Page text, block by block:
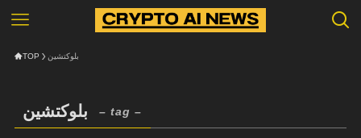
TOP بلوكتشين
بلوكتشين – tag –